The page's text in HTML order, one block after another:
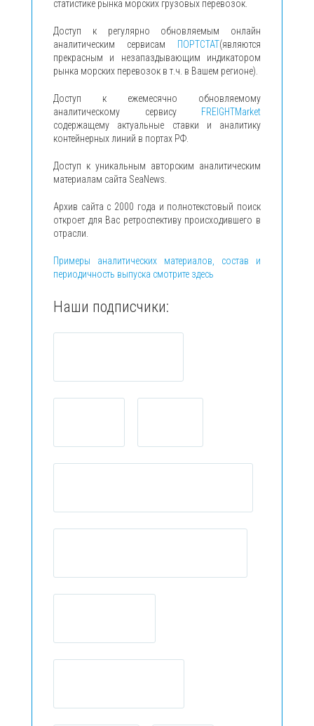
статистике рынка морских грузовых перевозок.
Доступ к регулярно обновляемым онлайн
аналитическим сервисам ПОРТСТАТ(являются
прекрасным и незапаздывающим индикатором
рынка морских перевозок в т.ч. в Вашем регионе).
Доступ к ежемесячно обновляемому
аналитическому сервису FREIGHTMarket
содержащему актуальные ставки и аналитику
контейнерных линий в портах РФ.
Доступ к уникальным авторским аналитическим
материалам сайта SeaNews.
Архив сайта с 2000 года и полнотекстовый поиск
откроет для Вас ретроспективу происходившего в
отрасли.
Примеры аналитических материалов, состав и
периодичность выпуска смотрите здесь
Наши подписчики: